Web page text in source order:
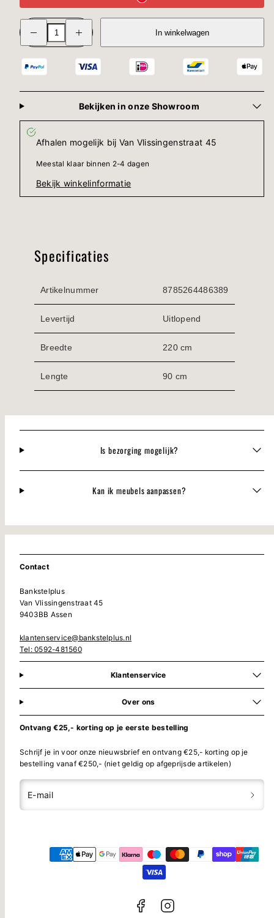
Verminder
hoeveelheid
voor
Black
de
hoeveelheid
Eettafel
Berlin
220
In winkelwagen
Bekijken in onze Showroom
Afhalen mogelijk bij Van Vlissingenstraat 45
Meestal klaar binnen 2-4 dagen
Bekijk winkelinformatie
Specificaties
Artikelnummer 8785264486389
Levertijd Uitlopend
Breedte 220 cm
Lengte 90 cm
Is bezorging mogelijk?
Kan ik meubels aanpassen?
Contact
Bankstelplus
Van Vlissingenstraat 45
9403BB Assen
klantenservice@bankstelplus.nl
Tel: 0592-481560
Klantenservice
Over ons
Ontvang €25,- korting op je eerste bestelling
Schrijf je in voor onze nieuwsbrief en ontvang €25,- korting op je
bestelling vanaf €250,- (niet geldig op afgeprijsde artikelen)
E-mail
Betaalmethoden
Translation
Translation